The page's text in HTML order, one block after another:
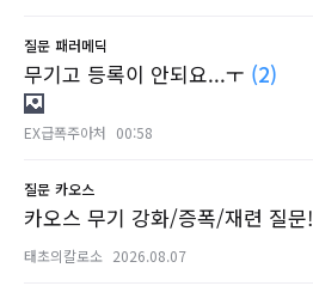
질문 패러메딕
무기고 등록이 안되요...ㅜ (2)
EX급폭주아처 00:58
질문 카오스
카오스 무기 강화/증폭/재련 질문!
태초의칼로소 2026.08.07